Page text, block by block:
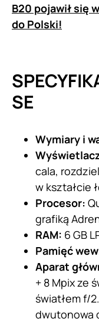
B20 pojawił się
do Polski!
SE
Wymiary i
cala,
w kształcie
Procesor:
grafiką
RAM: 6 GB
Pamięć
Aparat
+ 8 Mpix ze
światłem f/
dwutonowa